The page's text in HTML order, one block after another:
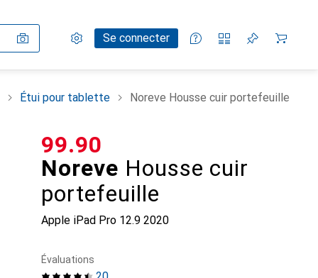
Paramètres
Compte clientSe connecter
Listes de comparaison
Listes d'envies
Panier
Étui pour tablette Noreve Housse cuir portefeuille
Noreve Housse cuir
portefeuille
Apple iPad Pro 12.9 2020
CHF
99.90
Évaluations